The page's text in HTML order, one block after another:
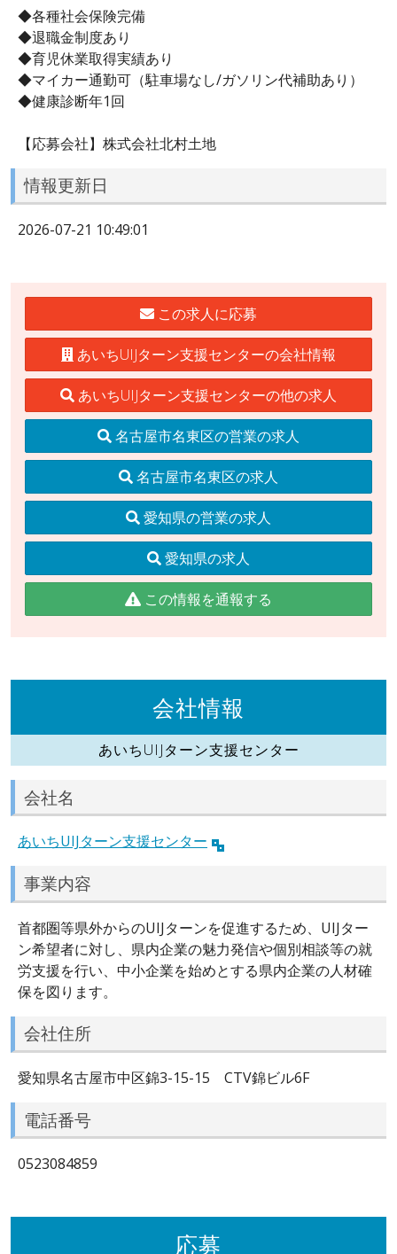
◆各種社会保険完備
◆退職金制度あり
◆育児休業取得実績あり
◆マイカー通勤可（駐車場なし/ガソリン代補助あり）
◆健康診断年1回
【応募会社】株式会社北村土地
情報更新日
2026-07-21 10:49:01
この求人に応募
あいちUIJターン支援センターの会社情報
あいちUIJターン支援センターの他の求人
名古屋市名東区の営業の求人
名古屋市名東区の求人
愛知県の営業の求人
愛知県の求人
この情報を通報する
会社情報
あいちUIJターン支援センター
会社名
あいちUIJターン支援センター
事業内容
首都圏等県外からのUIJターンを促進するため、UIJター
ン希望者に対し、県内企業の魅力発信や個別相談等の就
労支援を行い、中小企業を始めとする県内企業の人材確
保を図ります。
会社住所
愛知県名古屋市中区錦3-15-15 CTV錦ビル6F
電話番号
0523084859
応募